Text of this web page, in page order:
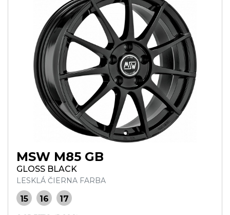
MSW M85 GB
GLOSS BLACK
LESKLÁ ČIERNA FARBA
15 16 17